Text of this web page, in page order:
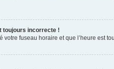
toujours incorrecte !
votre fuseau horaire et que l’heure est